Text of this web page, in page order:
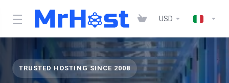
USD
TRUSTED HOSTING SINCE 2008